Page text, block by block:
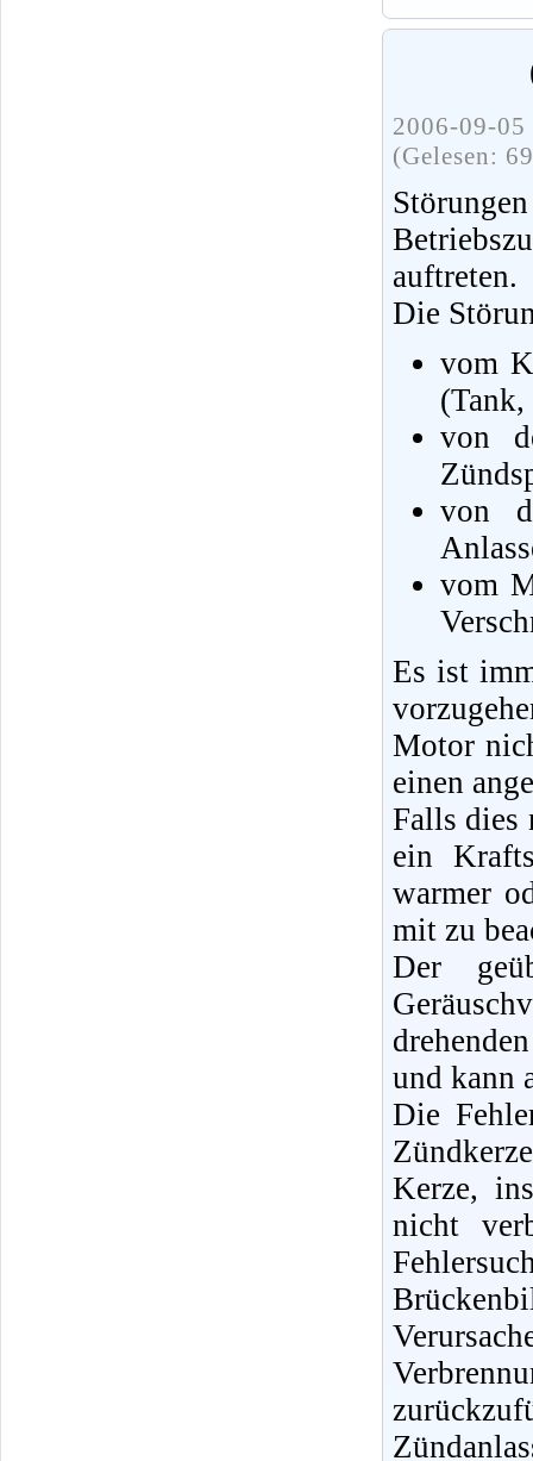
2006-09-
(Gelesen:
auftreten.
Die
vom
von
von
vom
Es ist
Motor
einen
Falls dies
ein
warmer
mit zu
Der
und kann
Die
Kerze,
nicht